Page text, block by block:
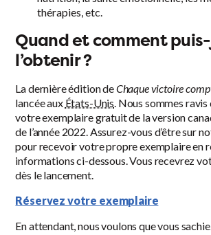
thérapies, etc.
Quand et comment
l’obtenir ?
La dernière édition deChaque victoire
lancée aux États-Unis. Nous sommes
votre exemplaire gratuit de la version
de l’année 2022. Assurez-vous d’être sur
pour recevoir votre propre exemplaire en
informations ci-dessous. Vous recevrez
dès le lancement.
Réservez votre exemplaire
En attendant, nous voulons que vous